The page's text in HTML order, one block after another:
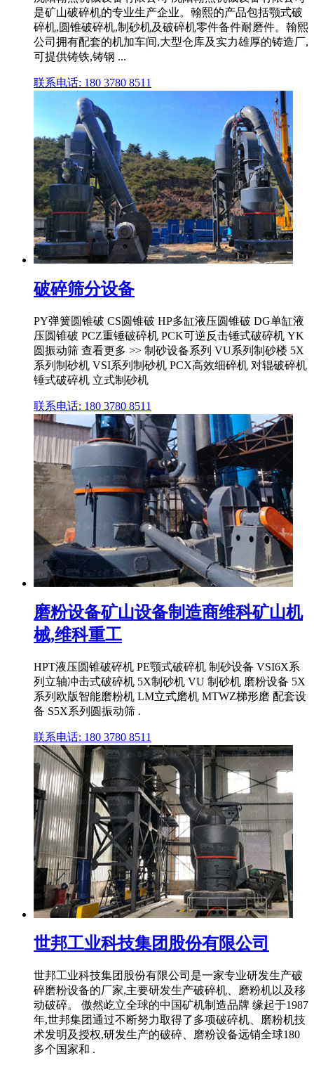
是矿山破碎机的专业生产企业。翰熙的产品包括颚式破
碎机,圆锥破碎机,制砂机及破碎机零件备件耐磨件。翰熙
公司拥有配套的机加车间,大型仓库及实力雄厚的铸造厂,
可提供铸铁,铸钢 ...
联系电话: 180 3780 8511
破碎筛分设备
PY弹簧圆锥破 CS圆锥破 HP多缸液压圆锥破 DG单缸液
压圆锥破 PCZ重锤破碎机 PCK可逆反击锤式破碎机 YK
圆振动筛 查看更多 >> 制砂设备系列 VU系列制砂楼 5X
系列制砂机 VSI系列制砂机 PCX高效细碎机 对辊破碎机
锤式破碎机 立式制砂机
联系电话: 180 3780 8511
磨粉设备矿山设备制造商维科矿山机
械,维科重工
HPT液压圆锥破碎机 PE颚式破碎机 制砂设备 VSI6X系
列立轴冲击式破碎机 5X制砂机 VU 制砂机 磨粉设备 5X
系列欧版智能磨粉机 LM立式磨机 MTWZ梯形磨 配套设
备 S5X系列圆振动筛 .
联系电话: 180 3780 8511
世邦工业科技集团股份有限公司
世邦工业科技集团股份有限公司是一家专业研发生产破
碎磨粉设备的厂家,主要研发生产破碎机、磨粉机以及移
动破碎。 傲然屹立全球的中国矿机制造品牌 缘起于1987
年,世邦集团通过不断努力取得了多项破碎机、磨粉机技
术发明及授权,研发生产的破碎、磨粉设备远销全球180
多个国家和 .